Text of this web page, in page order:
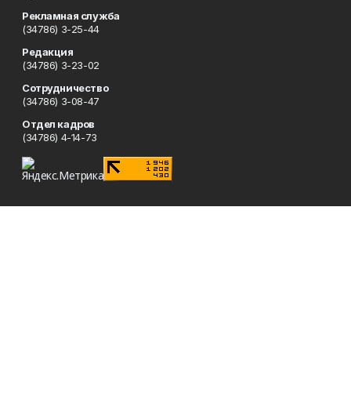
Рекламная служба
(34786) 3-25-44
Редакция
(34786) 3-23-02
Сотрудничество
(34786) 3-08-47
Отдел кадров
(34786) 4-14-73